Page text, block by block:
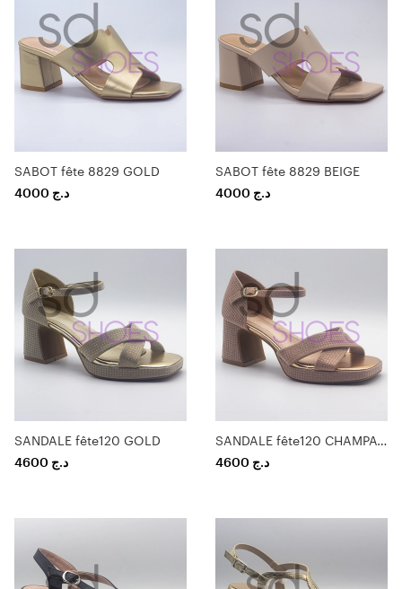
SABOT fête 8829 GOLD
4000 د.ج
SABOT fête 8829 BEIGE
4000 د.ج
SANDALE fête120 GOLD
4600 د.ج
SANDALE fête120 CHAMPAGNE
4600 د.ج